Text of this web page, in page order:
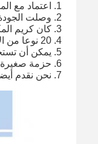
1. اعتماد مع المواد النباتية النقية ، لا تحتوي على مكونات معدنية
2. وصلت الجودة إلى المعايير الطبية
3. كان كريم المكياج الدائم الأصلي من الولايات المتحدة
4. 20 نوعا من الألوان ، مناسبة لجلود مختلفة
5. يمكن أن تستخدم للشفاه والحاجب الوشم ماكياج دائم
6. حزمة صغيرة وسميكة يمكن أن تمنع الضرر في النقل
7. نحن نقدم أيضا حبر سائل وشبه أصباغ ، خدمات OEM و ODM.